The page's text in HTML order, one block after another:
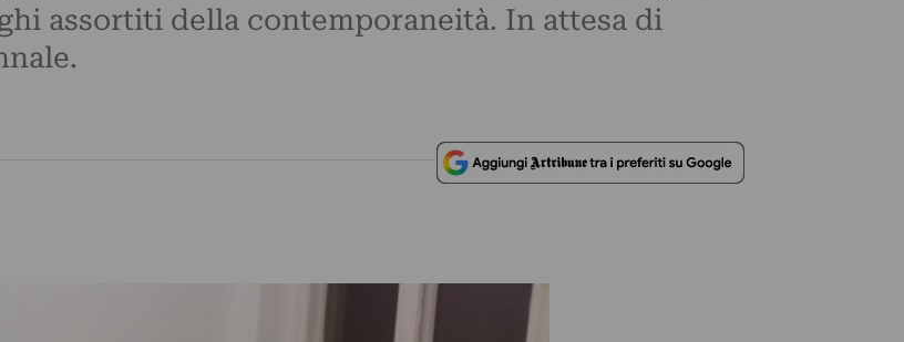
assortiti della contemporaneità. In attesa di